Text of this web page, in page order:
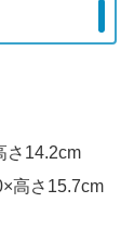
さ14.2cm
高さ15.7cm